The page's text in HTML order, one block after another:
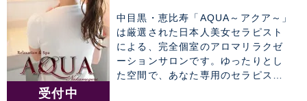
受付中
中目黒・恵比寿「AQUA～アクア～」
は厳選された日本人美女セラピスト
による、完全個室のアロマリラクゼ
ーションサロンです。ゆったりとし
た空間で、あなた専用のセラピスト